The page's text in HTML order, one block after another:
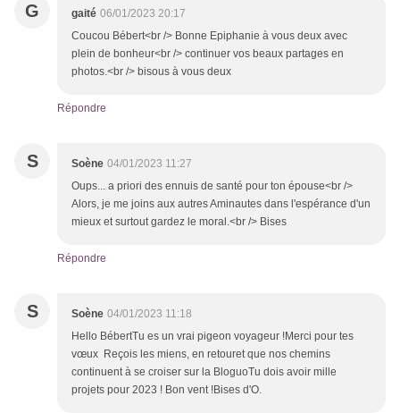
G gaité 06/01/2023 20:17
Coucou Bébert<br /> Bonne Epiphanie à vous deux avec
plein de bonheur<br /> continuer vos beaux partages en
photos.<br /> bisous à vous deux
Répondre
S Soène 04/01/2023 11:27
Oups... a priori des ennuis de santé pour ton épouse<br />
Alors, je me joins aux autres Aminautes dans l'espérance d'un
mieux et surtout gardez le moral.<br /> Bises
Répondre
S Soène 04/01/2023 11:18
Hello BébertTu es un vrai pigeon voyageur !Merci pour tes
vœux Reçois les miens, en retouret que nos chemins
continuent à se croiser sur la BloguoTu dois avoir mille
projets pour 2023 ! Bon vent !Bises d'O.